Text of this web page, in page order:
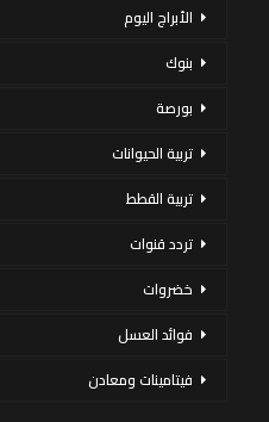
الأبراج اليوم
بنوك
بورصة
تربية الحيوانات
تربية القطط
تردد قنوات
خضروات
فوائد العسل
فيتامينات ومعادن